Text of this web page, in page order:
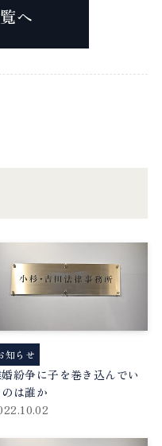
へ
紛争に子を巻き込んでい
のは誰か
知らせ